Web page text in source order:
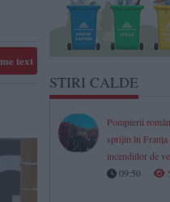
text
STIRI CALDE
Pompierii
sprijin în Franța
incendiilor de
09:50